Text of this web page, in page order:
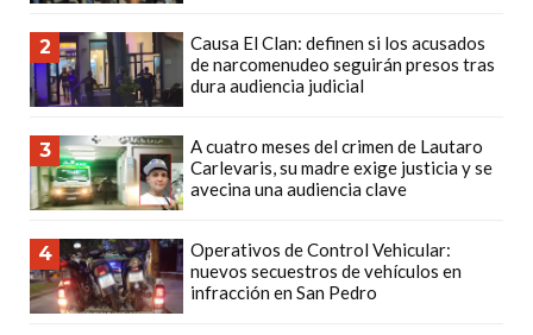
RESTAURANTES
Y
DELIVERIES
CREAR
UNA
TIENDA
ONLINE:
¿CUÁL
ES
2
Causa El Clan: definen si los acusados
de narcomenudeo seguirán presos tras
dura audiencia judicial
3
A cuatro meses del crimen de Lautaro
Carlevaris, su madre exige justicia y se
avecina una audiencia clave
4
Operativos de Control Vehicular:
nuevos secuestros de vehículos en
infracción en San Pedro